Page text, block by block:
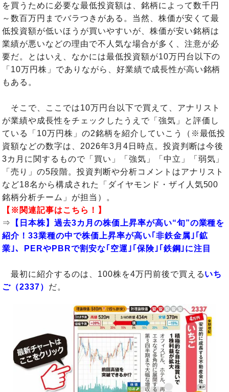
を買うために必要な最低投資額は、銘柄によって数千円
～数百万円までバラつきがある。当然、株価が安くて最
低投資額が低いほうが買いやすいが、株価が安い銘柄は
業績が悪いなどの理由で不人気な場合が多く、注意が必
要だ。とはいえ、なかには最低投資額が10万円台以下の
「10万円株」でありながら、好業績で成長性が高い銘柄
もある。
そこで、ここでは10万円台以下で買えて、アナリスト
が業績や成長性をチェックしたうえで「強気」と評価し
ている「10万円株」の2銘柄を紹介していこう（※最低投
資額などの数字は、2026年3月4日時点。投資判断は今後
3カ月に関するもので「買い」「強気」「中立」「弱気」
「売り」の5段階。投資判断や分析コメントはアナリスト
など18名から構成された「ダイヤモンド・ザイ人気500
銘柄分析チーム」が担当）。
【※関連記事はこちら！】
⇒
【日本株】過去3カ月の株価上昇率が高い“旬”の業種を
紹介！33業種の中で株価上昇率が高い｢非鉄金属｣｢鉱
業｣、PERやPBRで割安な｢空運｣｢保険｣｢鉄鋼｣に注目
最初に紹介するのは、100株を4万円前後で買えるいち
ご（2337） だ。